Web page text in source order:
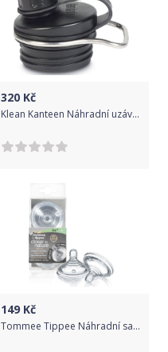
320 Kč
Klean Kanteen Náhradní uzávěr na lahev- Chug Cap uni
149 Kč
Tommee Tippee Náhradní savičky Tomme Tippee C2N 0+ pomalý průtok